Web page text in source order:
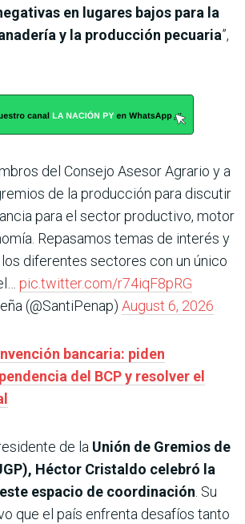
en lugares bajos para la
y la producción pecuaria”,
del Consejo Asesor Agrario y a
de la producción para discutir
para el sector productivo, motor
Repasamos temas de interés y
diferentes sectores con un único
pic.twitter.com/r74iqF8pRG
(@SantiPenap) August 6, 2026
bancaria: piden
del BCP y resolver el
de la Unión de Gremios de
Héctor Cristaldo celebró la
espacio de coordinación . Su
que el país enfrenta desafíos tanto